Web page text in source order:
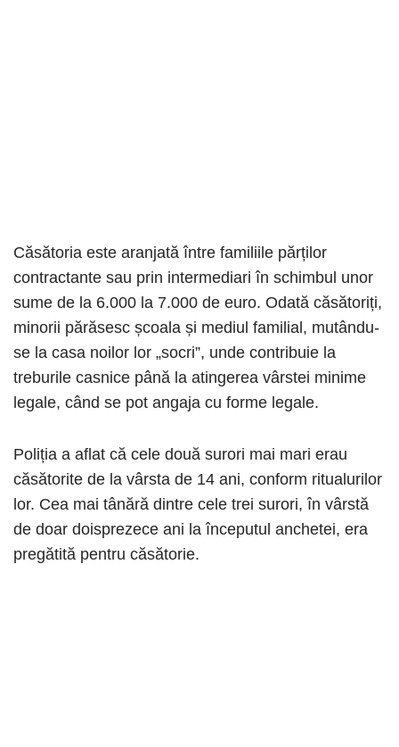
Căsătoria este aranjată între familiile părților
contractante sau prin intermediari în schimbul unor
sume de la 6.000 la 7.000 de euro. Odată căsătoriți,
minorii părăsesc școala și mediul familial, mutându-
se la casa noilor lor „socri”, unde contribuie la
treburile casnice până la atingerea vârstei minime
legale, când se pot angaja cu forme legale.
Poliția a aflat că cele două surori mai mari erau
căsătorite de la vârsta de 14 ani, conform ritualurilor
lor. Cea mai tânără dintre cele trei surori, în vârstă
de doar doisprezece ani la începutul anchetei, era
pregătită pentru căsătorie.